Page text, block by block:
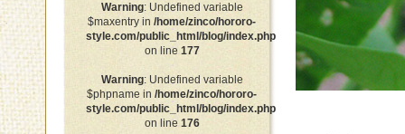
Warning: Undefined variable
$maxentry in /home/zinco/hororo-
style.com/public_html/blog/index.php
on line 177
Warning: Undefined variable
$phpname in /home/zinco/hororo-
style.com/public_html/blog/index.php
on line 176